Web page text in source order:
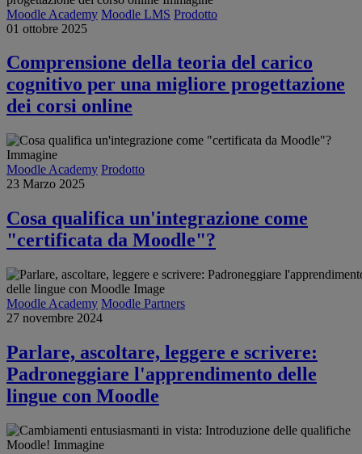
Accesso
Moodle Academy Moodle LMS Prodotto
01 ottobre 2025
Comprensione della teoria del carico
cognitivo per una migliore progettazione
dei corsi online
Moodle Academy Prodotto
23 Marzo 2025
Cosa qualifica un'integrazione come
"certificata da Moodle"?
Moodle Academy Moodle Partners
27 novembre 2024
Parlare, ascoltare, leggere e scrivere:
Padroneggiare l'apprendimento delle
lingue con Moodle